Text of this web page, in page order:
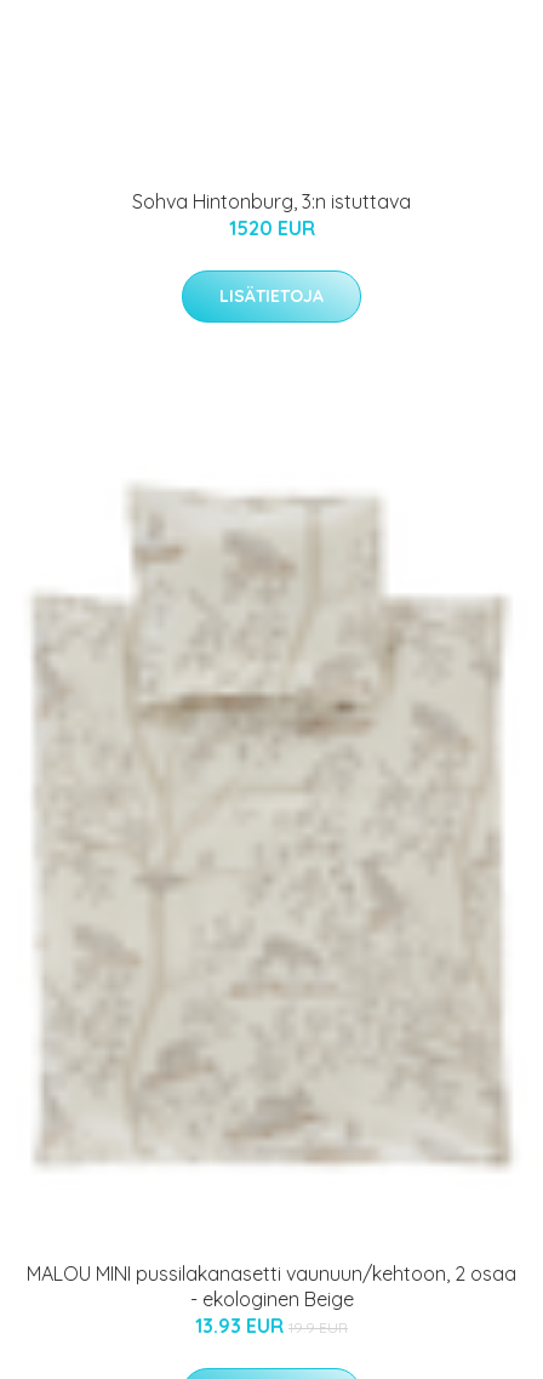
Sohva Hintonburg, 3:n istuttava
1520 EUR
LISÄTIETOJA
MALOU MINI pussilakanasetti vaunuun/kehtoon, 2 osaa
- ekologinen Beige
13.93 EUR 19.9 EUR